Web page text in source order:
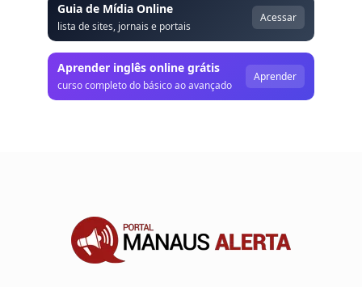
Guia de Mídia Online
lista de sites, jornais e portais
Acessar
Aprender inglês online grátis
curso completo do básico ao avançado
Aprender